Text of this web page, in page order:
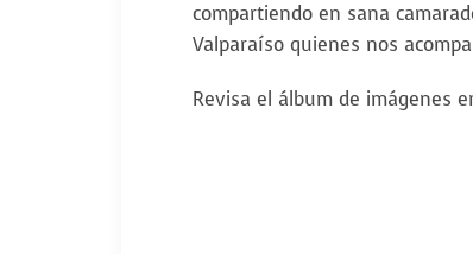
compartiendo en sana
Valparaíso quienes nos
Revisa el álbum de imágenes